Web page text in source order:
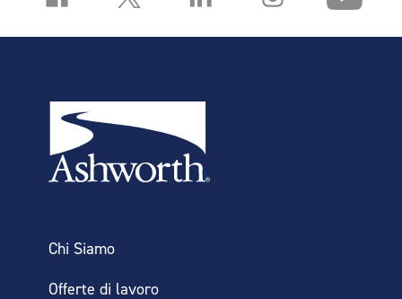
Chi Siamo
Offerte di lavoro